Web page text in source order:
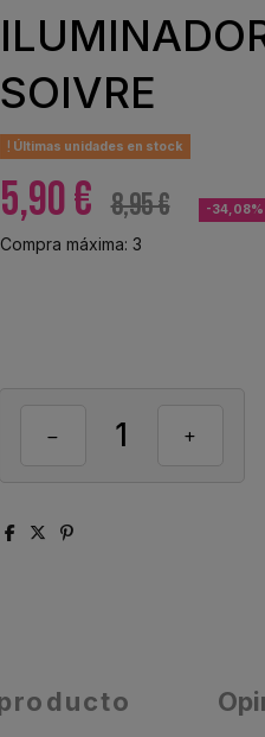
SOIVRE
Últimas unidades en stock
5,90 € 8,95 € -34,08%
Compra máxima: 3